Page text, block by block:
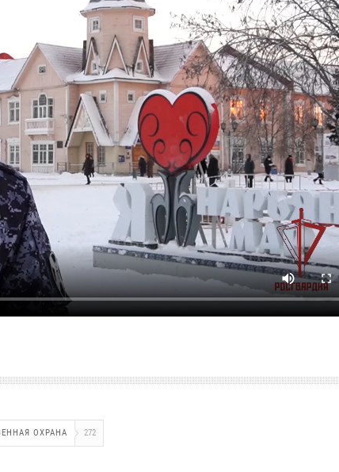
ОХРАНА 272